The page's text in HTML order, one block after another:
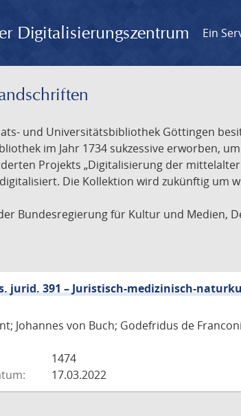
Digitalisierungszentrum Ein
und Universitätsbibliothek Göttingen
im Jahr 1734 sukzessive erworben,
Projekts „Digitalisierung der
Die Kollektion wird zukünftig um
Bundesregierung für Kultur und Medien,
jurid. 391 – Juristisch-medizinisch-
Johannes von Buch; Godefridus de
1474
17.03.2022